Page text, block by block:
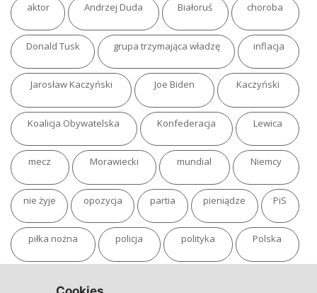
aktor Andrzej Duda Białoruś choroba
Donald Tusk grupa trzymająca władzę inflacja
Jarosław Kaczyński Joe Biden Kaczyński
Koalicja Obywatelska Konfederacja Lewica
mecz Morawiecki mundial Niemcy
nie żyje opozycja partia pieniądze PiS
piłka nożna policja polityka Polska